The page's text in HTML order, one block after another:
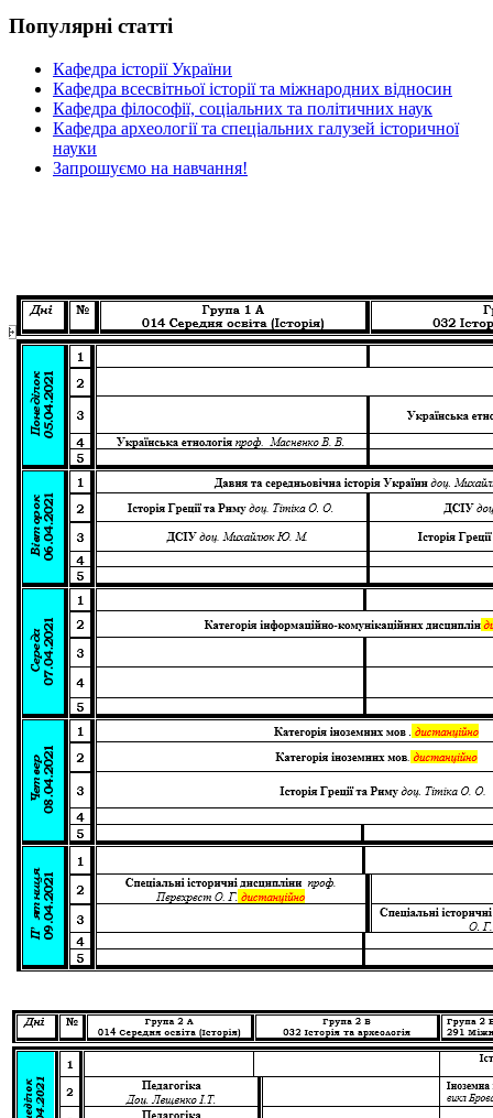
Популярні статті
Кафедра історії України
Кафедра всесвітньої історії та міжнародних відносин
Кафедра філософії, соціальних та політичних наук
Кафедра археології та спеціальних галузей історичної
науки
Запрошуємо на навчання!